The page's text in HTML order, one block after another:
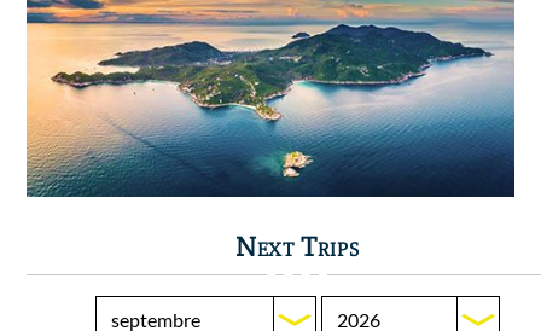
Photos Ang Thong
Photos Koh Tao
RESERVER
Next Trips